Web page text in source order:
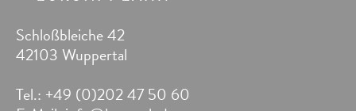
Schloßbleiche 42
42103 Wuppertal
Tel.: +49 (0)202 47 50 60